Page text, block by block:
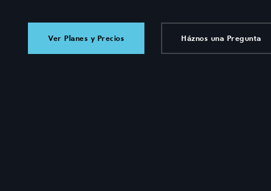
Ver Planes y Precios Háznos una Pregunta